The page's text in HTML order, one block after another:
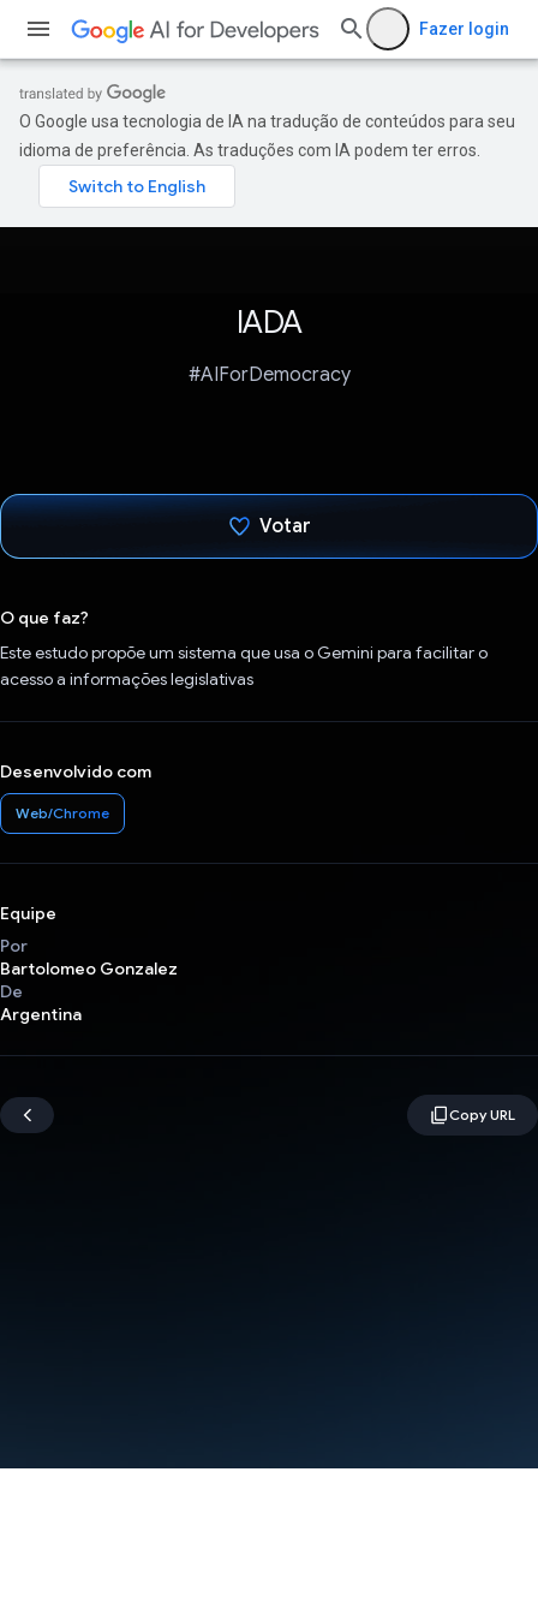
Fazer login
O Google usa tecnologia de IA na tradução de conteúdos para seu
idioma de preferência. As traduções com IA podem ter erros.
IADA
#AIForDemocracy
Votar
O que faz?
Este estudo propõe um sistema que usa o Gemini para facilitar o
acesso a informações legislativas
Desenvolvido com
Web/Chrome
Equipe
Por
Bartolomeo Gonzalez
De
Argentina